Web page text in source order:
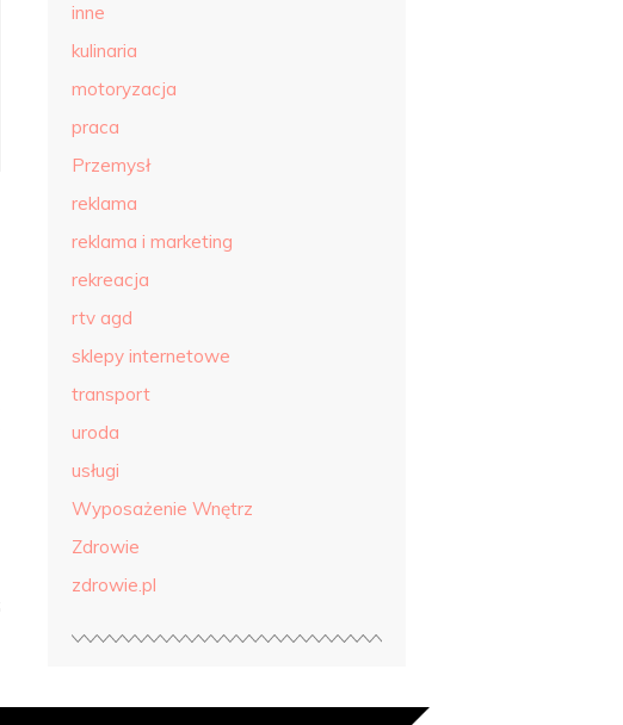
inne
kulinaria
motoryzacja
praca
Przemysł
reklama
reklama i marketing
rekreacja
rtv agd
sklepy internetowe
transport
uroda
usługi
Wyposażenie Wnętrz
Zdrowie
zdrowie.pl